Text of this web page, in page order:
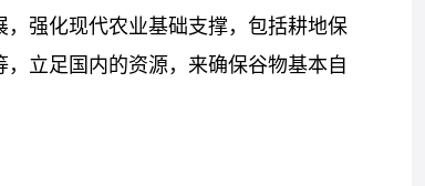
强化现代农业基础支撑，包括耕地保
立足国内的资源，来确保谷物基本自